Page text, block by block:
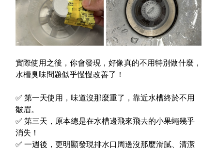
實際使用之後，你會發現，好像真的不用特別做什麼，
水槽臭味問題似乎慢慢改善了！
✅ 第一天使用，味道沒那麼重了，靠近水槽終於不用
皺眉。
✅ 第三天，原本總是在水槽邊飛來飛去的小果蠅幾乎
消失！
✅ 一週後，更明顯發現排水口周邊沒那麼滑膩、清潔